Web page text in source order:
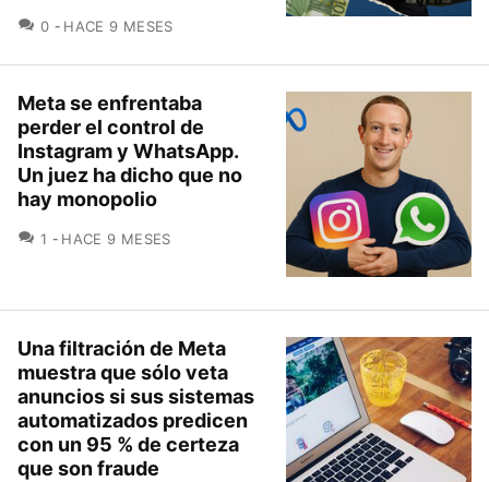
0 COMENTARIOS
HACE 9 MESES
Meta se enfrentaba
perder el control de
Instagram y WhatsApp.
Un juez ha dicho que no
hay monopolio
1 COMENTARIOS
HACE 9 MESES
Una filtración de Meta
muestra que sólo veta
anuncios si sus sistemas
automatizados predicen
con un 95 % de certeza
que son fraude